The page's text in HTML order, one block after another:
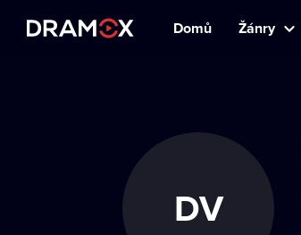
Domů Žánry
DV